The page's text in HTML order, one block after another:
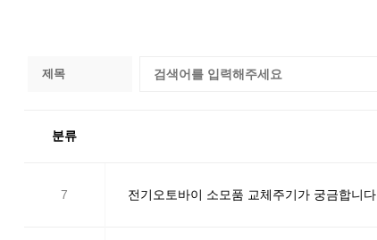
분류
7 전기오토바이 소모품 교체주기가 궁금합니다.